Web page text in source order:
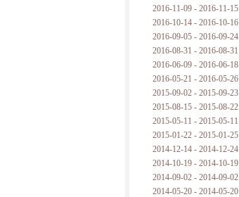
2016-11-09 - 2016-11-15
2016-10-14 - 2016-10-16
2016-09-05 - 2016-09-24
2016-08-31 - 2016-08-31
2016-06-09 - 2016-06-18
2016-05-21 - 2016-05-26
2015-09-02 - 2015-09-23
2015-08-15 - 2015-08-22
2015-05-11 - 2015-05-11
2015-01-22 - 2015-01-25
2014-12-14 - 2014-12-24
2014-10-19 - 2014-10-19
2014-09-02 - 2014-09-02
2014-05-20 - 2014-05-20